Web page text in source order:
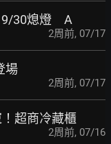
9/30熄燈 A
2周前, 07/17
場
2周前, 07/17
超商冷藏櫃
2周前, 07/16